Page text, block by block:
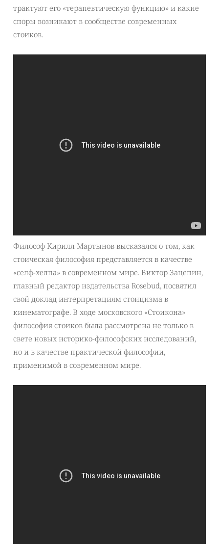
трактуют его «терапевтическую функцию» и какие
споры возникают в сообществе современных
стоиков.
Философ Кирилл Мартынов высказался о том, как
стоическая философия представляется в качестве
«селф-хелпа» в современном мире. Виктор Зацепин,
главный редактор издательства Rosebud, посвятил
свой доклад интерпретациям стоицизма в
кинематографе. В ходе московского «Стоикона»
философия стоиков была рассмотрена не только в
свете новых историко-философских исследований,
но и в качестве практической философии,
применимой в современном мире.